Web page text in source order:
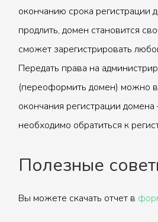
окончанию срока регистрации
продлить, домен становится
сможет зарегистрировать
Передать права на
(переоформить домен) можно
окончания регистрации
необходимо обратиться к
Полезные
Вы можете скачать отчет в